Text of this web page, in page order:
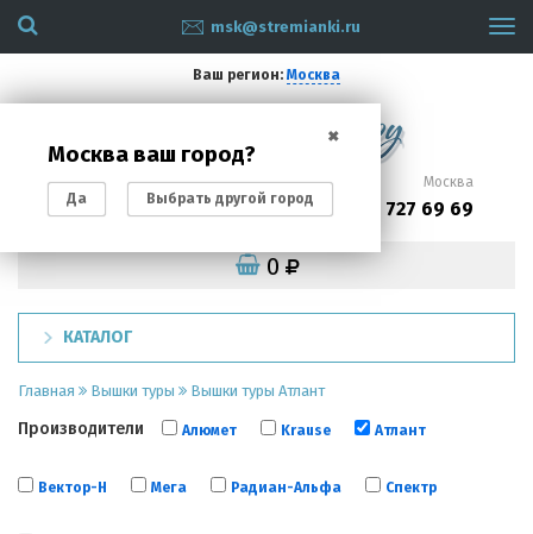
msk@stremianki.ru
Ваш регион: Москва
✖
Москва ваш город?
Да Выбрать другой город
Санкт-Петербург
(812) 200 87 93
Москва
(495) 727 69 69
0
КАТАЛОГ
Главная Вышки туры Вышки туры Атлант
Производители Алюмет Krause Атлант
Вектор-Н Мега Радиан-Альфа Спектр